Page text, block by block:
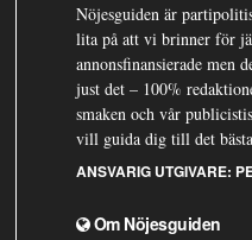
Nöjesguiden är
lita på att vi brinner för
annonsfinansierade men
just det – 100%
smaken och vår
vill guida dig till det
ANSVARIG UTGIVARE:
Om Nöjesguiden